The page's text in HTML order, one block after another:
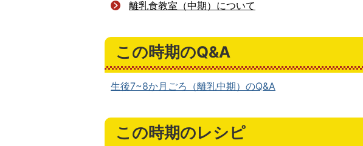
離乳食教室（中期）について
この時期のQ&A
生後7~8か月ごろ（離乳中期）のQ&A
この時期のレシピ